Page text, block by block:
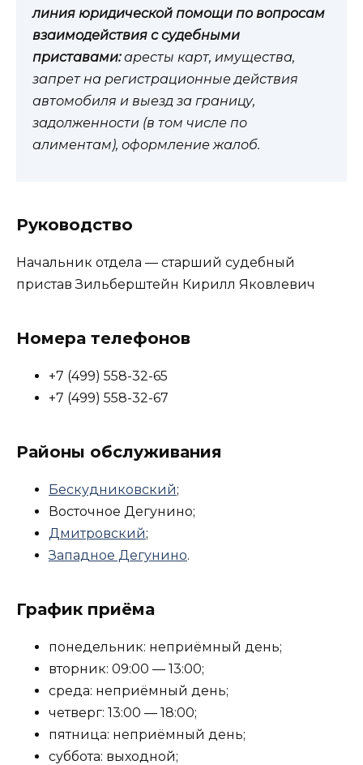
линия юридической помощи по вопросам
взаимодействия с судебными
приставами:аресты карт, имущества,
запрет на регистрационные действия
автомобиля и выезд за границу,
задолженности (в том числе по
алиментам), оформление жалоб.
Руководство
Начальник отдела — старший судебный
пристав Зильберштейн Кирилл Яковлевич
Номера телефонов
+7 (499) 558-32-65
+7 (499) 558-32-67
Районы обслуживания
Бескудниковский;
Восточное Дегунино;
Дмитровский;
Западное Дегунино.
График приёма
понедельник: неприёмный день;
вторник: 09:00 — 13:00;
среда: неприёмный день;
четверг: 13:00 — 18:00;
пятница: неприёмный день;
суббота: выходной;